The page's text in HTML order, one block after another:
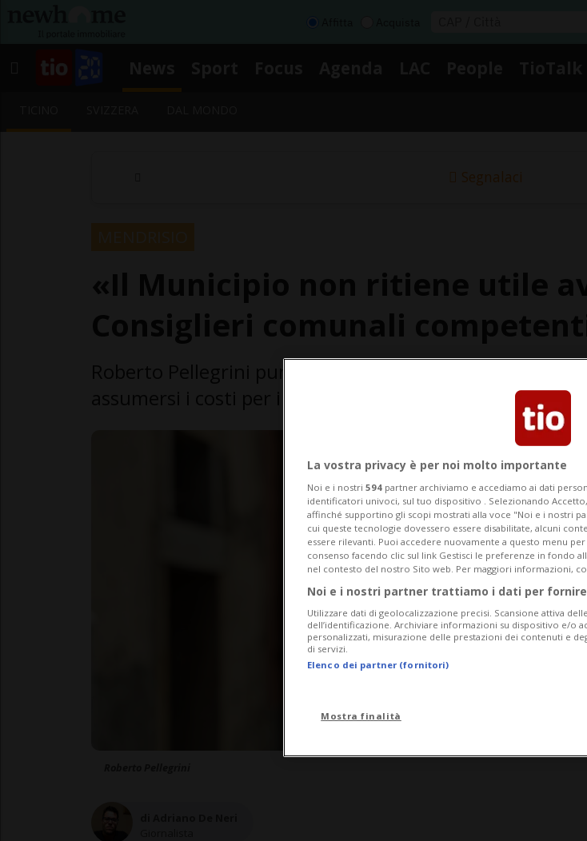
Segnalaci
La vostra privacy è per noi molto importante
Noi e i nostri 594 partner archiviamo e accediamo ai dati
identificatori univoci, sul tuo dispositivo . Selezionando
affinché supportino gli scopi mostrati alla voce "Noi e i nostri
cui queste tecnologie dovessero essere disabilitate, alcuni
essere rilevanti. Puoi accedere nuovamente a questo menu
consenso facendo clic sul link Gestisci le preferenze in fondo
nel contesto del nostro Sito web. Per maggiori informazioni,
Noi e i nostri partner trattiamo i dati per
Utilizzare dati di geolocalizzazione precisi. Scansione attiva
dell’identificazione. Archiviare informazioni su dispositivo e/o
personalizzati, misurazione delle prestazioni dei contenuti e
di servizi.
Elenco dei partner (fornitori)
Mostra finalità